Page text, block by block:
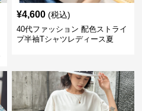
¥4,600 (税込)
40代ファッション 配色ストライ
プ半袖Tシャツレディース夏